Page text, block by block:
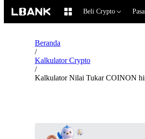
Beli Crypto
Beranda
/
Kalkulator Crypto
/
Kalkulator Nilai Tukar COINON